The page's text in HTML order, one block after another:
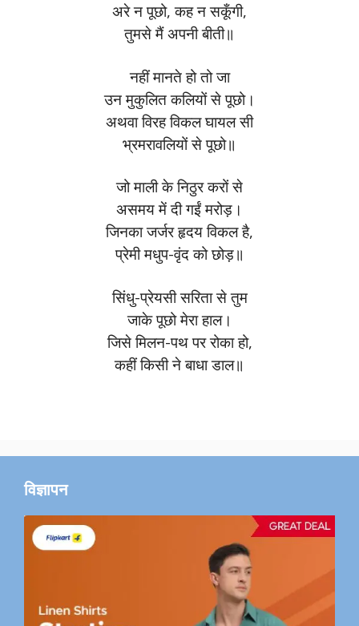
अरे न पूछो, कह न सकूँगी,
तुमसे मैं अपनी बीती॥
नहीं मानते हो तो जा
उन मुकुलित कलियों से पूछो।
अथवा विरह विकल घायल सी
भ्रमरावलियों से पूछो॥
जो माली के निठुर करों से
असमय में दी गईं मरोड़।
जिनका जर्जर हृदय विकल है,
प्रेमी मधुप-वृंद को छोड़॥
सिंधु-प्रेयसी सरिता से तुम
जाके पूछो मेरा हाल।
जिसे मिलन-पथ पर रोका हो,
कहीं किसी ने बाधा डाल॥
विज्ञापन